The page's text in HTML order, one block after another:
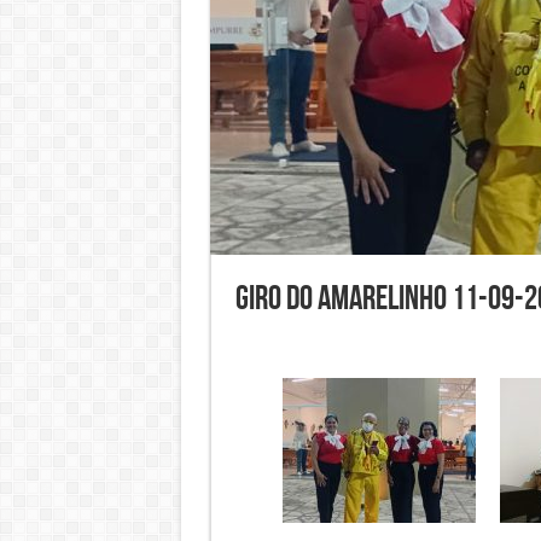
Giro do Amarelinho 11-09-